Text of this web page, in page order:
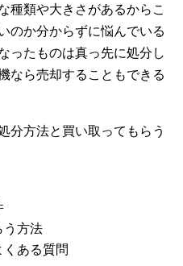
種類や大きさがあるからこ
のか分からずに悩んでいる
ったものは真っ先に処分し
なら売却することもできる
分方法と買い取ってもらう
う方法
ある質問